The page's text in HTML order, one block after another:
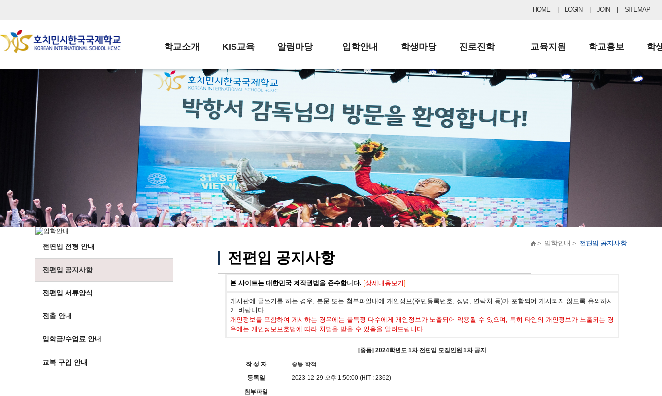
HOME LOGIN JOIN SITEMAP
학교소개
학교장인사말
학교상징
학교연혁
교직원현황
학생현황
위치/전화
전경사진
KIS교육
교육목표
학사일정
일과시간표
성과평가자료
알림마당
공지사항
납부금 안내
스쿨버스 운행 안내
급식안내
서식자료실
학부모방
정기고사 기출문제
입학안내
전-편입 서류양식
입학금/수업료
교복구입안내
학생마당
학생생활규정
학교신문
자율진로동아리
유초등 소식지
진로진학
공지사항 및 입시자료
드림레터
교육지원
행정실
학교운영위원회
학교건축기금
학교홍보
보도자료
학
전편입 전형 안내
전편입 공지사항
전편입 서류양식
전출 안내
입학금/수업료 안내
교복 구입 안내
> 입학안내 > 전편입 공지사항
전편입 공지사항
본 사이트는 대한민국 저작권법을 준수합니다. [상세내용보기]
게시판에 글쓰기를 하는 경우, 본문 또는 첨부파일내에 개인정보(주민등록번호, 성명, 연락처 등)가 포함되어 게시되지 않도록 유의하시
기 바랍니다.
개인정보를 포함하여 게시하는 경우에는 불특정 다수에게 개인정보가 노출되어 악용될 수 있으며, 특히 타인의 개인정보가 노출되는 경
우에는 개인정보보호법에 따라 처벌을 받을 수 있음을 알려드립니다.
[중등] 2024학년도 1차 전편입 모집인원 1차 공지
작 성 자
중등 학적
등록일
2023-12-29 오후 1:50:00 (HIT : 2362)
첨부파일